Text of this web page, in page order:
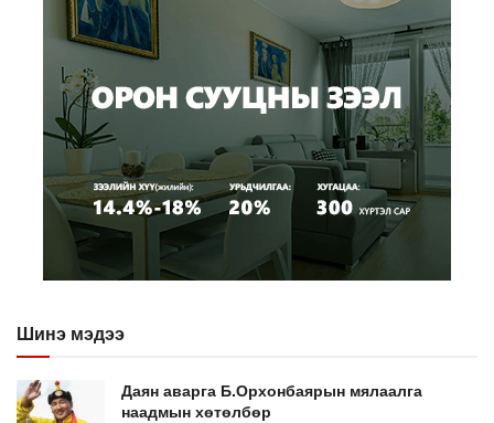
Шинэ мэдээ
Даян аварга Б.Орхонбаярын мялаалга
наадмын хөтөлбөр